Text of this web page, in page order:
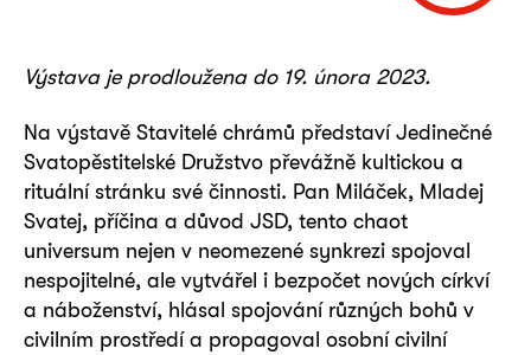
Výstava je prodloužena do 19. února 2023.
Na výstavě Stavitelé chrámů představí Jedinečné
Svatopěstitelské Družstvo převážně kultickou a
rituální stránku své činnosti. Pan Miláček, Mladej
Svatej, příčina a důvod JSD, tento chaot
universum nejen v neomezené synkrezi spojoval
nespojitelné, ale vytvářel i bezpočet nových církví
a náboženství, hlásal spojování různých bohů v
civilním prostředí a propagoval osobní civilní